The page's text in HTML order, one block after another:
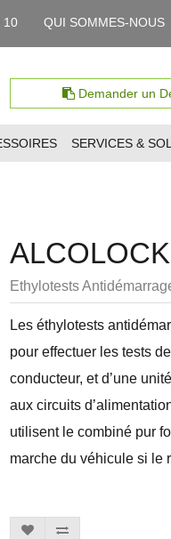
10 QUI SOMMES-NOUS
Demander un
SERVICES &
Ethylotests
Les éthylotests
pour effectuer les tests
conducteur, et d’une
aux circuits
utilisent le combiné pur
marche du véhicule si le